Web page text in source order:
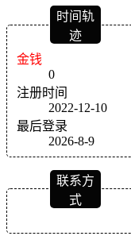
时间轨
迹
金钱
0
注册时间
2022-12-10
最后登录
2026-8-9
联系方
式